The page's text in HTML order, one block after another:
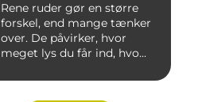
Rene ruder gør en større
forskel, end mange tænker
over. De påvirker, hvor
meget lys du får ind, hvo...